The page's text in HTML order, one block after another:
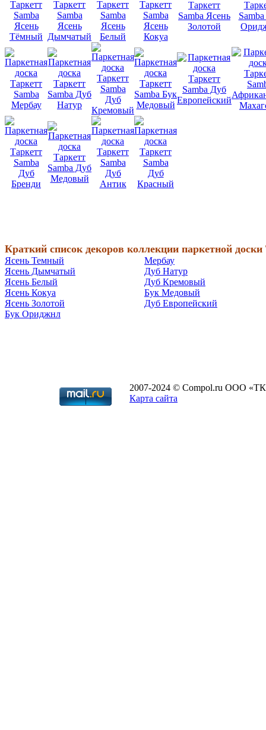
Краткий список декоров коллекции паркетной
Ясень Темный
Ясень Дымчатый
Ясень Белый
Ясень Кокуа
Ясень Золотой
Бук Ориджнл
Мербау
Дуб Натур
Дуб Кремовый
Бук Медовый
Дуб Европейский
2007-2024 © Compol.ru ООО «ТК
Карта сайта